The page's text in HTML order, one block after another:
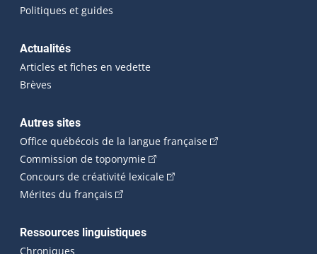
Politiques et guides
Actualités
Articles et fiches en vedette
Brèves
Autres sites
Office québécois de la langue française(Cet hyperlien
Commission de toponymie(Cet hyperlien externe s'ouvrira
Concours de créativité lexicale(Cet hyperlien externe
Mérites du français (Cet hyperlien externe s'ouvrira dans une
Ressources linguistiques
Chroniques